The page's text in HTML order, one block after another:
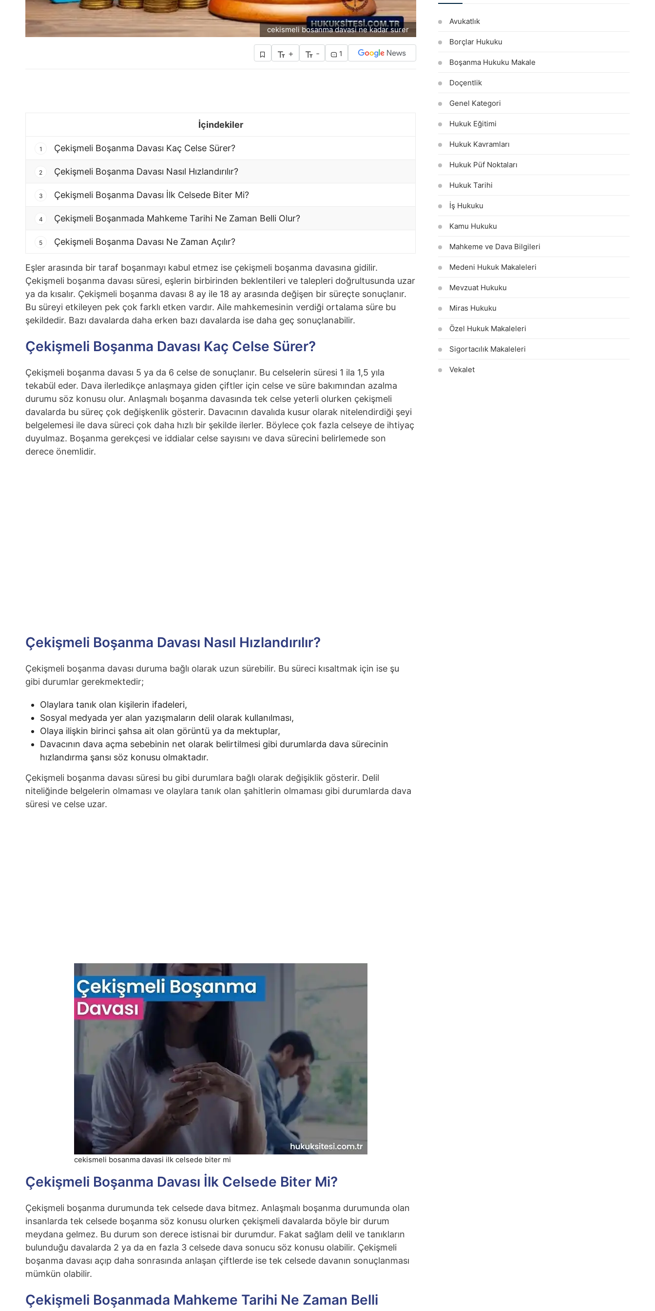
cekismeli bosanma davasi ne kadar surer
+ - 1
İçindekiler
1 Çekişmeli Boşanma Davası Kaç Celse Sürer?
2 Çekişmeli Boşanma Davası Nasıl Hızlandırılır?
3 Çekişmeli Boşanma Davası İlk Celsede Biter Mi?
4 Çekişmeli Boşanmada Mahkeme Tarihi Ne Zaman Belli Olur?
5 Çekişmeli Boşanma Davası Ne Zaman Açılır?
Eşler arasında bir taraf boşanmayı kabul etmez ise çekişmeli boşanma davasına gidilir.
Çekişmeli boşanma davası süresi, eşlerin birbirinden beklentileri ve talepleri doğrultusunda uzar
ya da kısalır. Çekişmeli boşanma davası 8 ay ile 18 ay arasında değişen bir süreçte sonuçlanır.
Bu süreyi etkileyen pek çok farklı etken vardır. Aile mahkemesinin verdiği ortalama süre bu
şekildedir. Bazı davalarda daha erken bazı davalarda ise daha geç sonuçlanabilir.
Çekişmeli Boşanma Davası Kaç Celse Sürer?
Çekişmeli boşanma davası 5 ya da 6 celse de sonuçlanır. Bu celselerin süresi 1 ila 1,5 yıla
tekabül eder. Dava ilerledikçe anlaşmaya giden çiftler için celse ve süre bakımından azalma
durumu söz konusu olur. Anlaşmalı boşanma davasında tek celse yeterli olurken çekişmeli
davalarda bu süreç çok değişkenlik gösterir. Davacının davalıda kusur olarak nitelendirdiği şeyi
belgelemesi ile dava süreci çok daha hızlı bir şekilde ilerler. Böylece çok fazla celseye de ihtiyaç
duyulmaz. Boşanma gerekçesi ve iddialar celse sayısını ve dava sürecini belirlemede son
derece önemlidir.
Çekişmeli Boşanma Davası Nasıl Hızlandırılır?
Çekişmeli boşanma davası duruma bağlı olarak uzun sürebilir. Bu süreci kısaltmak için ise şu
gibi durumlar gerekmektedir;
Olaylara tanık olan kişilerin ifadeleri,
Sosyal medyada yer alan yazışmaların delil olarak kullanılması,
Olaya ilişkin birinci şahsa ait olan görüntü ya da mektuplar,
Davacının dava açma sebebinin net olarak belirtilmesi gibi durumlarda dava sürecinin
hızlandırma şansı söz konusu olmaktadır.
Çekişmeli boşanma davası süresi bu gibi durumlara bağlı olarak değişiklik gösterir. Delil
niteliğinde belgelerin olmaması ve olaylara tanık olan şahitlerin olmaması gibi durumlarda dava
süresi ve celse uzar.
cekismeli bosanma davasi ilk celsede biter mi
Çekişmeli Boşanma Davası İlk Celsede Biter Mi?
Çekişmeli boşanma durumunda tek celsede dava bitmez. Anlaşmalı boşanma durumunda olan
insanlarda tek celsede boşanma söz konusu olurken çekişmeli davalarda böyle bir durum
meydana gelmez. Bu durum son derece istisnai bir durumdur. Fakat sağlam delil ve tanıkların
bulunduğu davalarda 2 ya da en fazla 3 celsede dava sonucu söz konusu olabilir. Çekişmeli
boşanma davası açıp daha sonrasında anlaşan çiftlerde ise tek celsede davanın sonuçlanması
mümkün olabilir.
Çekişmeli Boşanmada Mahkeme Tarihi Ne Zaman Belli
Avukatlık
Borçlar Hukuku
Boşanma Hukuku Makale
Doçentlik
Genel Kategori
Hukuk Eğitimi
Hukuk Kavramları
Hukuk Püf Noktaları
Hukuk Tarihi
İş Hukuku
Kamu Hukuku
Mahkeme ve Dava Bilgileri
Medeni Hukuk Makaleleri
Mevzuat Hukuku
Miras Hukuku
Özel Hukuk Makaleleri
Sigortacılık Makaleleri
Vekalet